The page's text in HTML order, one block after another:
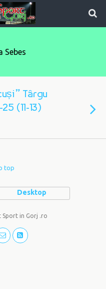
Sebes
Târgu
(11-13)
top
Desktop
in Gorj .ro